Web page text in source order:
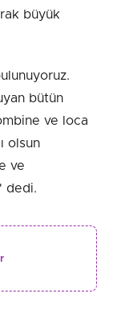
büyük
bütün
ve loca
olsun
ve
dedi.